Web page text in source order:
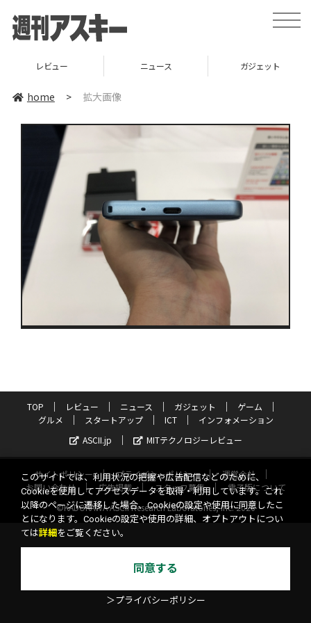
toggle
レビュー ニュース ガジェット
home > 拡大画像
TOP レビュー ニュース ガジェット
ゲーム
グルメ
スタートアップ ICT
インフォメーション
ASCII.jp
MITテクノロジーレビュー
サイトポリシー プライバシーポリシー
運営会社
お問い合わせ
広告掲載 スタッフ募集
電子版について
©KADOKAWA ASCII Research Laboratories, Inc. 2026
このサイトでは、利用状況の把握や広告配信などのために、
Cookieを使用してアクセスデータを取得・利用しています。これ
以降のページに遷移した場合、Cookieの設定や使用に同意したこ
とになります。Cookieの設定や使用の詳細、オプトアウトについ
ては詳細 をご覧ください。
同意する
＞プライバシーポリシー